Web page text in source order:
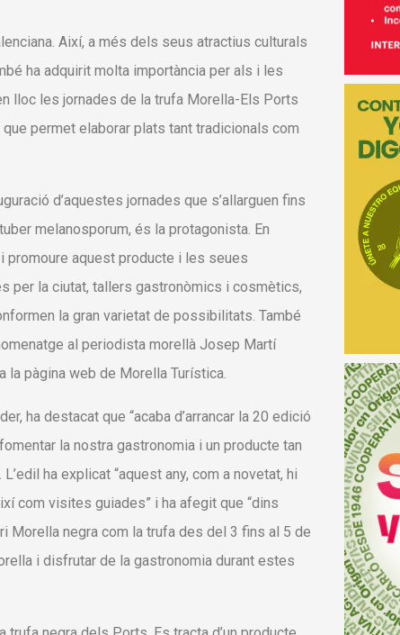
Així, a més dels seus atractius culturals
ha adquirit molta importància per als i les
lloc les jornades de la trufa Morella-Els Ports
permet elaborar plats tant tradicionals com
d’aquestes jornades que s’allarguen fins
melanosporum, és la protagonista. En
promoure aquest producte i les seues
per la ciutat, tallers gastronòmics i cosmètics,
la gran varietat de possibilitats. També
al periodista morellà Josep Martí
la pàgina web de Morella Turística.
ha destacat que “acaba d’arrancar la 20 edició
la nostra gastronomia i un producte tan
ha explicat “aquest any, com a novetat, hi
com visites guiades” i ha afegit que “dins
Morella negra com la trufa des del 3 fins al 5 de
i disfrutar de la gastronomia durant estes